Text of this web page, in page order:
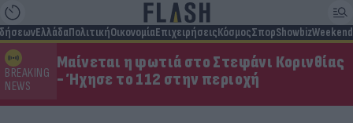
ΕλλάδαΠολιτικήΟικονομίαΕπιχειρήσειςΚόσμοςΣπορShowbizWeekend
BREAKING
NEWS
Μαίνεται η φωτιά στο Στεφάνι Κορινθίας
- Ήχησε το 112 στην περιοχή